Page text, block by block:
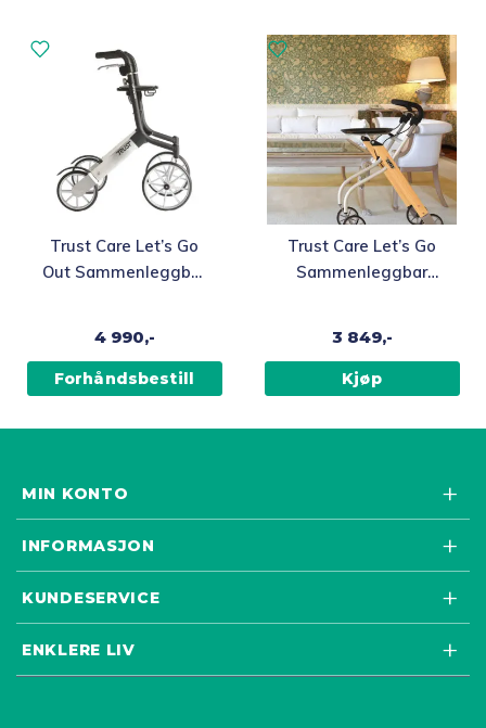
på
produktsiden
Trust Care Let’s Go
Out Sammenleggbar
4 990,-
Forhåndsbestill
Trust Care Let’s Go
Sammenleggbar
3 849,-
Kjøp
MIN KONTO
INFORMASJON
KUNDESERVICE
ENKLERE LIV